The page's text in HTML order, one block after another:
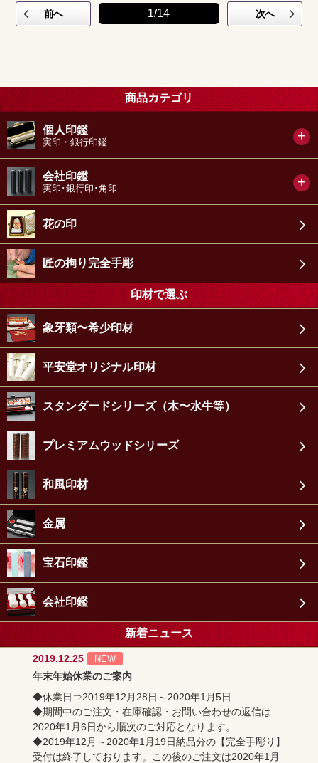
前へ 1/14 次へ
商品カテゴリ
個人印鑑
実印・銀行印鑑
会社印鑑
実印･銀行印･角印
花の印
匠の拘り完全手彫
印材で選ぶ
象牙類〜希少印材
平安堂オリジナル印材
スタンダードシリーズ（木〜水牛等）
プレミアムウッドシリーズ
和風印材
金属
宝石印鑑
会社印鑑
新着ニュース
2019.12.25 NEW
年末年始休業のご案内
◆休業日⇒2019年12月28日～2020年1月5日
◆期間中のご注文・在庫確認・お問い合わせの返信は
2020年1月6日から順次のご対応となります。
◆2019年12月～2020年1月19日納品分の【完全手彫り】
受付は終了しております。この後のご注文は2020年1月